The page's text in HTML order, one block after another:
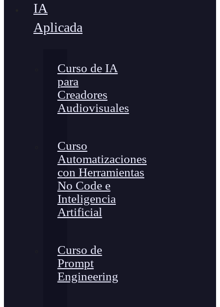
IA
Aplicada
Curso de IA
para
Creadores
Audiovisuales
Curso
Automatizaciones
con Herramientas
No Code e
Inteligencia
Artificial
Curso de
Prompt
Engineering